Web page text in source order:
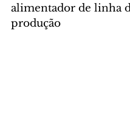
alimentador de linha
produção